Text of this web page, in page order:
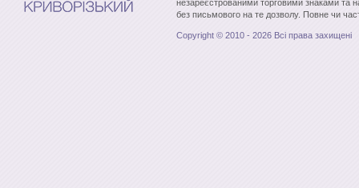
незареєстрованими торговими знаками та
без письмового на те дозволу. Повне чи
Copyright © 2010 - 2026 Всі права захищені